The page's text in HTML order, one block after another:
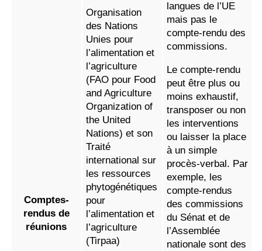
Comptes-
rendus de
réunions
Organisation
des Nations
Unies pour
l’alimentation et
l’agriculture
(FAO pour Food
and Agriculture
Organization of
the United
Nations) et son
Traité
international sur
les ressources
phytogénétiques
pour
l’alimentation et
l’agriculture
(Tirpaa)
langues de l’UE
mais pas le
compte-rendu des
commissions.
Le compte-rendu
peut être plus ou
moins exhaustif,
transposer ou non
les interventions
ou laisser la place
à un simple
procès-verbal. Par
exemple, les
compte-rendus
des commissions
du Sénat et de
l’Assemblée
nationale sont des